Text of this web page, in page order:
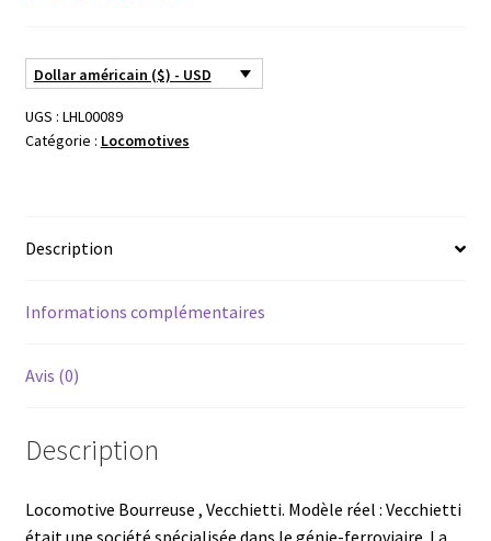
Dollar américain ($) - USD
UGS : LHL00089
Catégorie : Locomotives
Description
Informations complémentaires
Avis (0)
Description
Locomotive Bourreuse , Vecchietti. Modèle réel : Vecchietti
était une société spécialisée dans le génie-ferroviaire. La